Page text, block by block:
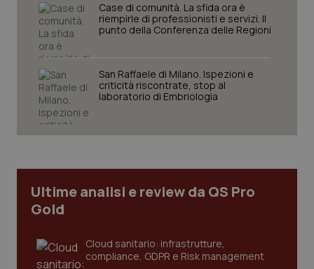
Case di comunità. La sfida ora è
riempirle di professionisti e servizi. Il
punto della Conferenza delle Regioni
San Raffaele di Milano. Ispezioni e
criticità riscontrate, stop al
laboratorio di Embriologia
Ultime analisi e review da QS Pro
Gold
Cloud sanitario: infrastrutture,
compliance, GDPR e Risk management
Necessari Statistici Marketing
I cookie necessari contribuiscono a rendere fruibile il
navigazione sulle pagine e l'accesso alle aree
protette del sito. Il sito web non è in grado di
funzionare correttamente senza questi cookie.
Nome